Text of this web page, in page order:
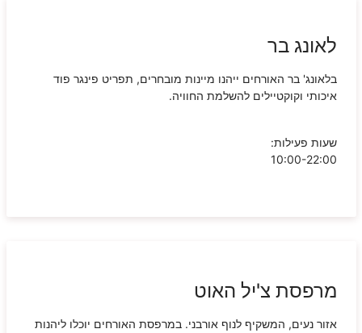
לאונג בר
בלאונג' בר האורחים ייהנו מיינות מובחרים, תפריט פינגר פוד
איכותי וקוקטיילים להשלמת החוויה.
שעות פעילות:
10:00-22:00
מרפסת צ'יל האוט
אזור נעים, המשקיף לנוף אורבני. במרפסת האורחים יוכלו ליהנות